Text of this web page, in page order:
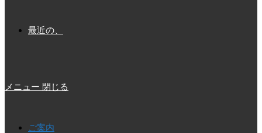
最近の、
メニュー 閉じる
ご案内